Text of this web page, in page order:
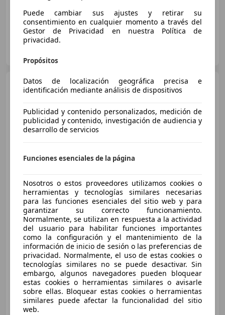
FLEXICAR GRUPO BARCELONA.
Dacia Duster Duster 1.5dCi
Laureate 4x2 110 Laureate
€ 6.300
Súper oferta
02/2014 204.000 km Diésel 81 kW (110 CV)
Puede cambiar sus ajustes y retirar su
consentimiento en cualquier momento a través del
Gestor de Privacidad en nuestra Política de
privacidad.
Propósitos
Datos de localización geográfica precisa e
identificación mediante análisis de dispositivos
Publicidad y contenido personalizados, medición de
publicidad y contenido, investigación de audiencia y
desarrollo de servicios
Funciones esenciales de la página
Nosotros o estos proveedores utilizamos cookies o
herramientas y tecnologías similares necesarias
para las funciones esenciales del sitio web y para
garantizar su correcto funcionamiento.
Normalmente, se utilizan en respuesta a la actividad
del usuario para habilitar funciones importantes
como la configuración y el mantenimiento de la
información de inicio de sesión o las preferencias de
privacidad. Normalmente, el uso de estas cookies o
tecnologías similares no se puede desactivar. Sin
embargo, algunos navegadores pueden bloquear
estas cookies o herramientas similares o avisarle
sobre ellas. Bloquear estas cookies o herramientas
similares puede afectar la funcionalidad del sitio
web.